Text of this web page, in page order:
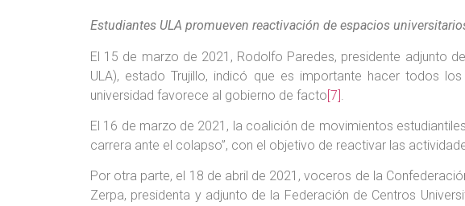
Estudiantes ULA promueven reactivación de espacios
El 15 de marzo de 2021, Rodolfo Paredes, presidente adjunto
ULA), estado Trujillo, indicó que es importante hacer todos
universidad favorece al gobierno de facto[7]
El 16 de marzo de 2021, la coalición de movimientos
carrera ante el colapso”, con el objetivo de reactivar las
Por otra parte, el 18 de abril de 2021, voceros de la
Zerpa, presidenta y adjunto de la Federación de Centros